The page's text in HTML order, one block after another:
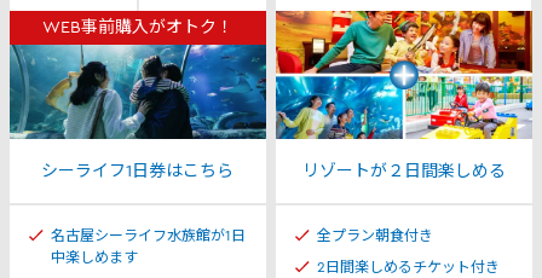
WEB事前購入がオトク！
シーライフ1日券はこちら
名古屋シーライフ水族館が1日
中楽しめます
リゾートが２日間楽しめる
全プラン朝食付き
2日間楽しめるチケット付き